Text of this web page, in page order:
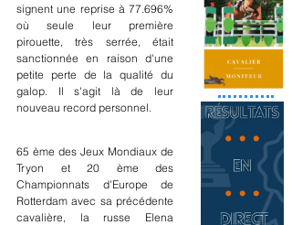
signent une reprise à 77.696%
où seule leur première
pirouette, très serrée, était
sanctionnée en raison d'une
petite perte de la qualité du
galop. Il s'agit là de leur
nouveau record personnel.
65 ème des Jeux Mondiaux de
Tryon et 20 ème des
Championnats d'Europe de
Rotterdam avec sa précédente
cavalière, la russe Elena